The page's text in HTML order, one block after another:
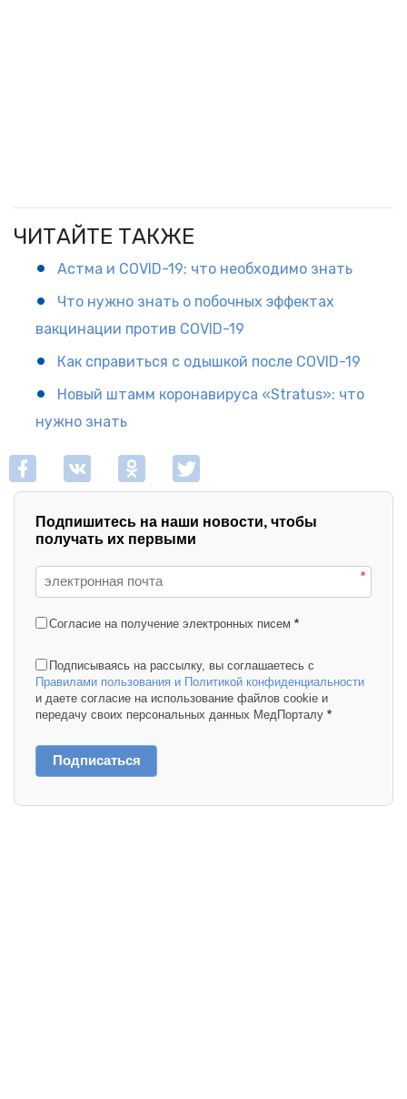
ЧИТАЙТЕ ТАКЖЕ
Астма и COVID-19: что необходимо знать
Что нужно знать о побочных эффектах
вакцинации против COVID-19
Как справиться с одышкой после COVID-19
Новый штамм коронавируса «Stratus»: что
нужно знать
Подпишитесь на наши новости, чтобы
получать их первыми
*
Согласие на получение электронных писем *
Подписываясь на рассылку, вы соглашаетесь с
Правилами пользования и Политикой конфиденциальности
и даете согласие на использование файлов cookie и
передачу своих персональных данных МедПорталу *
Подписаться